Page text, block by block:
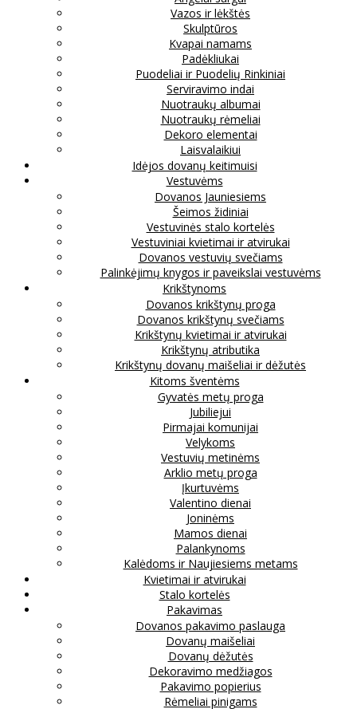
Vazos ir lėkštės
Skulptūros
Kvapai namams
Padėkliukai
Puodeliai ir Puodelių Rinkiniai
Serviravimo indai
Nuotraukų albumai
Nuotraukų rėmeliai
Dekoro elementai
Laisvalaikiui
Idėjos dovanų keitimuisi
Vestuvėms
Dovanos Jauniesiems
Šeimos židiniai
Vestuvinės stalo kortelės
Vestuviniai kvietimai ir atvirukai
Dovanos vestuvių svečiams
Palinkėjimų knygos ir paveikslai vestuvėms
Krikštynoms
Dovanos krikštynų proga
Dovanos krikštynų svečiams
Krikštynų kvietimai ir atvirukai
Krikštynų atributika
Krikštynų dovanų maišeliai ir dėžutės
Kitoms šventėms
Gyvatės metų proga
Jubiliejui
Pirmajai komunijai
Velykoms
Vestuvių metinėms
Arklio metų proga
Įkurtuvėms
Valentino dienai
Joninėms
Mamos dienai
Palankynoms
Kalėdoms ir Naujiesiems metams
Kvietimai ir atvirukai
Stalo kortelės
Pakavimas
Dovanos pakavimo paslauga
Dovanų maišeliai
Dovanų dėžutės
Dekoravimo medžiagos
Pakavimo popierius
Rėmeliai pinigams